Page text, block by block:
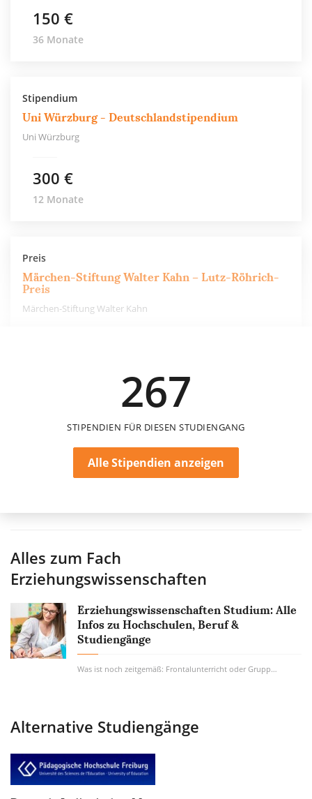
150 €
36 Monate
Stipendium
Uni Würzburg - Deutschlandstipendium
Uni Würzburg
300 €
12 Monate
Preis
Märchen-Stiftung Walter Kahn – Lutz-Röhrich-
Preis
Märchen-Stiftung Walter Kahn
267
STIPENDIEN FÜR DIESEN STUDIENGANG
Alle Stipendien anzeigen
Alles zum Fach
Erziehungswissenschaften
Erziehungswissenschaften Studium: Alle
Infos zu Hochschulen, Beruf &
Studiengänge
Was ist noch zeitgemäß: Frontalunterricht oder Gruppenarbeit? Informatik oder Latein? Wie...
Alternative Studiengänge